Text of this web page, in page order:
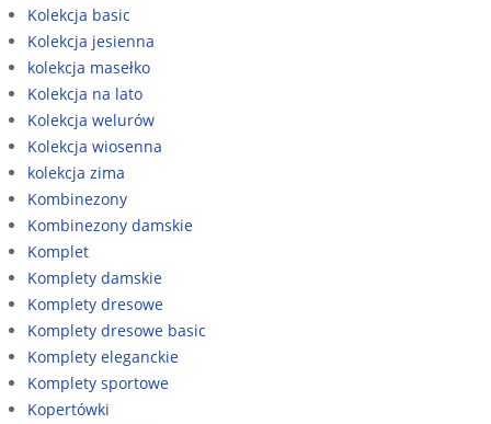
Kolekcja basic
Kolekcja jesienna
kolekcja masełko
Kolekcja na lato
Kolekcja welurów
Kolekcja wiosenna
kolekcja zima
Kombinezony
Kombinezony damskie
Komplet
Komplety damskie
Komplety dresowe
Komplety dresowe basic
Komplety eleganckie
Komplety sportowe
Kopertówki